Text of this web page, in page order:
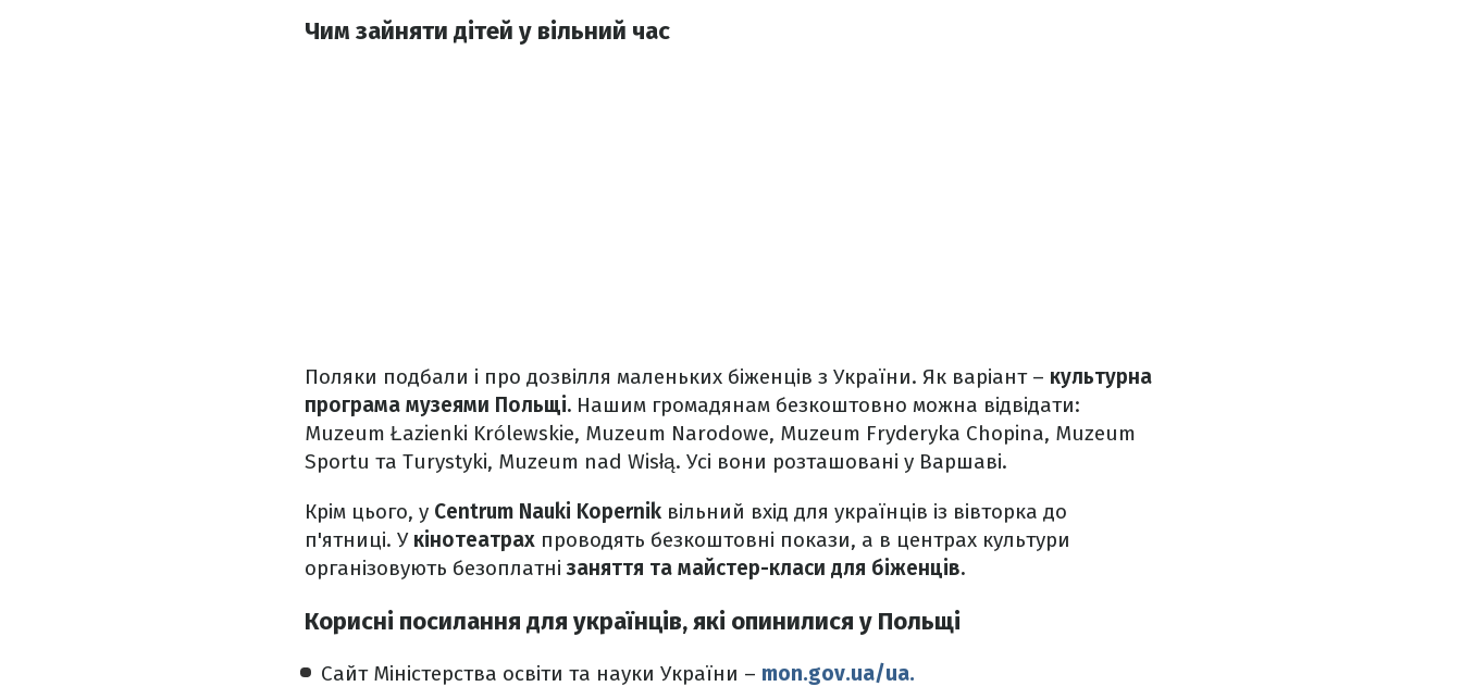
Чим зайняти дітей у вільний час
Поляки подбали і про дозвілля маленьких біженців з України. Як варіант – культурна
програма музеями Польщі. Нашим громадянам безкоштовно можна відвідати:
Muzeum Łazienki Królewskie, Muzeum Narodowe, Muzeum Fryderyka Chopina, Muzeum
Sportu та Turystyki, Muzeum nad Wisłą. Усі вони розташовані у Варшаві.
Крім цього, у Centrum Nauki Kopernik вільний вхід для українців із вівторка до
п'ятниці. У кінотеатрах проводять безкоштовні покази, а в центрах культури
організовують безоплатні заняття та майстер-класи для біженців.
Корисні посилання для українців, які опинилися у Польщі
Сайт Міністерства освіти та науки України – mon.gov.ua/ua.